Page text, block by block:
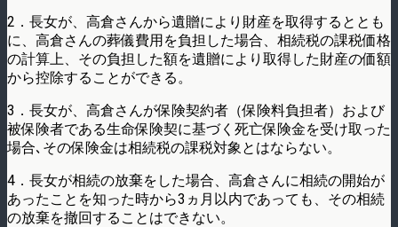
2．長女が、高倉さんから遺贈により財産を取得するととも
に、高倉さんの葬儀費用を負担した場合、相続税の課税価格
の計算上、その負担した額を遺贈により取得した財産の価額
から控除することができる。
3．長女が、高倉さんが保険契約者（保険料負担者）および
被保険者である生命保険契に基づく死亡保険金を受け取った
場合､その保険金は相続税の課税対象とはならない。
4．長女が相続の放棄をした場合、高倉さんに相続の開始が
あったことを知った時から3ヵ月以内であっても、その相続
の放棄を撤回することはできない。